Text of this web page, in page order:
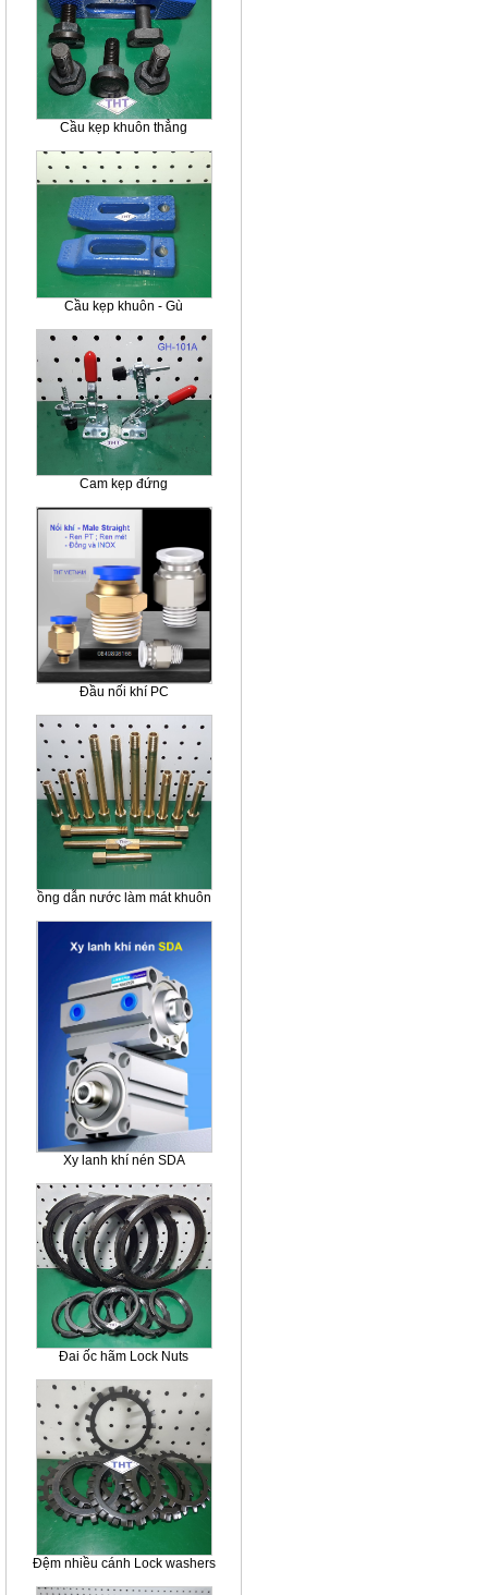
Cầu kẹp khuôn thẳng
Cầu kẹp khuôn - Gù
Cam kẹp đứng
Đầu nối khí PC
ồng dẫn nước làm mát khuôn
Xy lanh khí nén SDA
Đai ốc hãm Lock Nuts
Đệm nhiều cánh Lock washers